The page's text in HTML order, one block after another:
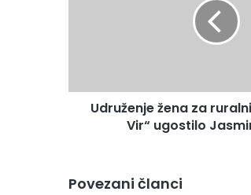
Jasminu
SalkićUdruženje žena za
Vir“ ugostilo
Povezani članci